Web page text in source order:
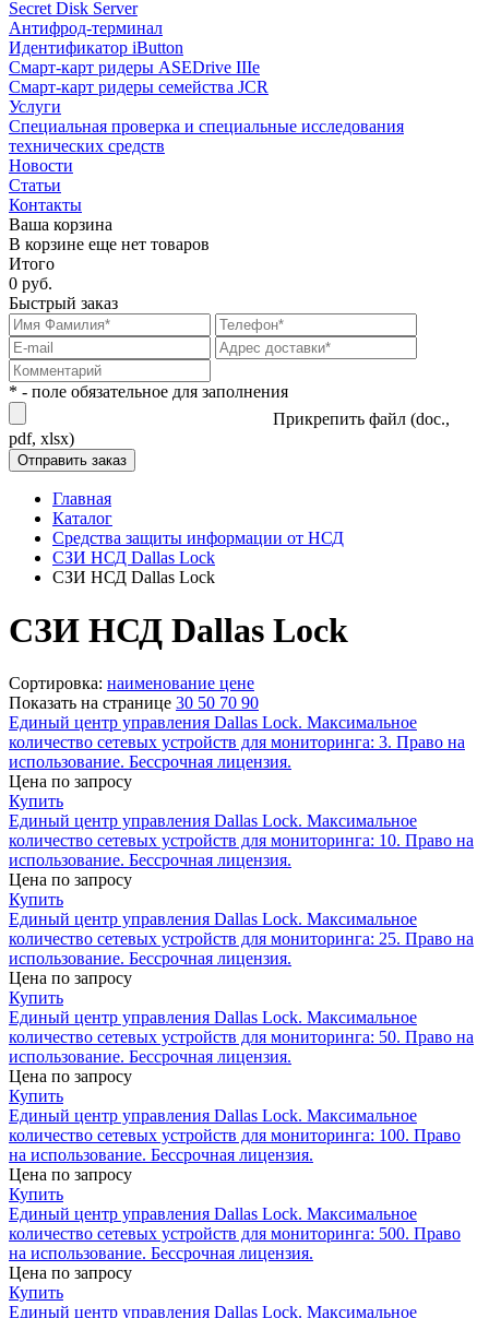
Secret Disk Server
Антифрод-терминал
Идентификатор iButton
Смарт-карт ридеры ASEDrive IIIe
Смарт-карт ридеры семейства JCR
Услуги
Специальная проверка и специальные исследования
технических средств
Новости
Статьи
Контакты
Ваша корзина
В корзине еще нет товаров
Итого
0 руб.
Быстрый заказ
* - поле обязательное для заполнения
Прикрепить файл (doc.,
pdf, xlsx)
Главная
Каталог
Средства защиты информации от НСД
СЗИ НСД Dallas Lock
СЗИ НСД Dallas Lock
СЗИ НСД Dallas Lock
Сортировка: наименование цене
Показать на странице 30 50 70 90
Единый центр управления Dallas Lock. Максимальное
количество сетевых устройств для мониторинга: 3. Право на
использование. Бессрочная лицензия.
Цена по запросу
Купить
Единый центр управления Dallas Lock. Максимальное
количество сетевых устройств для мониторинга: 10. Право на
использование. Бессрочная лицензия.
Цена по запросу
Купить
Единый центр управления Dallas Lock. Максимальное
количество сетевых устройств для мониторинга: 25. Право на
использование. Бессрочная лицензия.
Цена по запросу
Купить
Единый центр управления Dallas Lock. Максимальное
количество сетевых устройств для мониторинга: 50. Право на
использование. Бессрочная лицензия.
Цена по запросу
Купить
Единый центр управления Dallas Lock. Максимальное
количество сетевых устройств для мониторинга: 100. Право
на использование. Бессрочная лицензия.
Цена по запросу
Купить
Единый центр управления Dallas Lock. Максимальное
количество сетевых устройств для мониторинга: 500. Право
на использование. Бессрочная лицензия.
Цена по запросу
Купить
Единый центр управления Dallas Lock. Максимальное